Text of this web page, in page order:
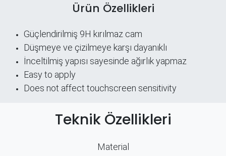
Ürün Özellikleri
Güçlendirilmiş 9H kırılmaz cam
Düşmeye ve çizilmeye karşı dayanıklı
İnceltilmiş yapısı sayesinde ağırlık yapmaz
Easy to apply
Does not affect touchscreen sensitivity
Teknik Özellikleri
Material